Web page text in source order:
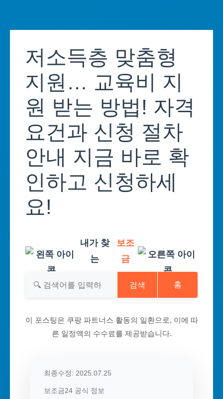
content저소득층 맞춤형
지원… 교육비 지
원 받는 방법! 자격
요건과 신청 절차
안내 지금 바로 확
인하고 신청하세
요!
내가 찾
는
보조
금
검색 홈
이 포스팅은 쿠팡 파트너스 활동의 일환으로, 이에 따
른 일정액의 수수료를 제공받습니다.
최종수정: 2025.07.25
보조금24 공식 정보